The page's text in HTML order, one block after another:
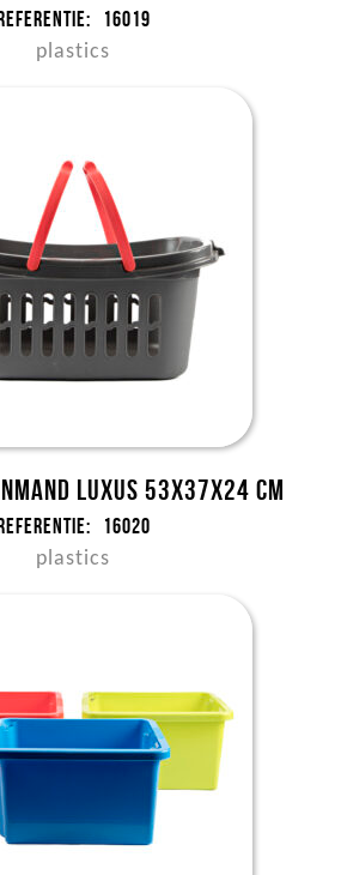
Referentie: 16019
plastics
Luxus 53x37x24 cm
Referentie: 16020
plastics